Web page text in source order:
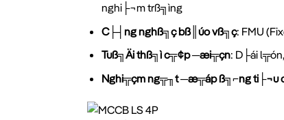
nghi├¬m trß╗ìng
C├┤ng nghß╗ç bß║úo vß╗ç: FMU
Tuß╗Äi thß╗ì c╦¢p ─æi╦çn: D├ái
Nghi╦çm ng╦╖t ─æ╦áp ß╗⌐ng ti├¬u